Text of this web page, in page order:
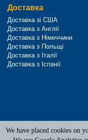
Доставка
Доставка зі США
Доставка з Англії
Доставка з Німеччини
Доставка з Польщі
Доставка з Італії
Доставка з Іспанії
Terms
We have placed cookies on